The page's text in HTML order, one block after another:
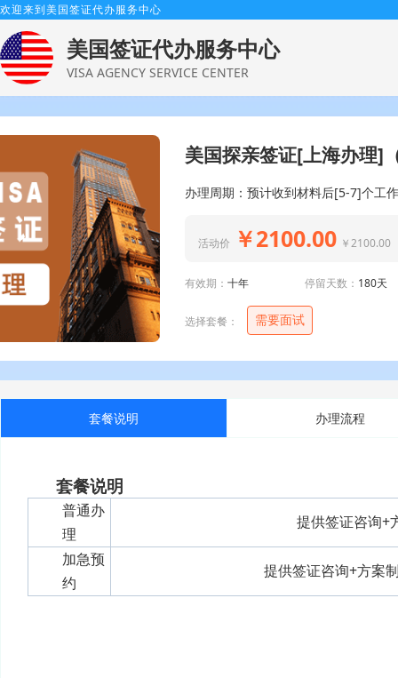
欢迎来到美国签证代办服务中心
美国签证代办服务中心
VISA AGENCY SERVICE CENTER
美国探亲签证[上海办理]
办理周期：预计收到材料后[5-7]个工
活动价 ￥2100.00 ￥2100.00
有效期： 十年 停留天数： 180天
选择套餐： 需要面试
套餐说明 办理流程
套餐说明
普通办
理
提供签证咨询+
加急预
约
提供签证咨询+方案